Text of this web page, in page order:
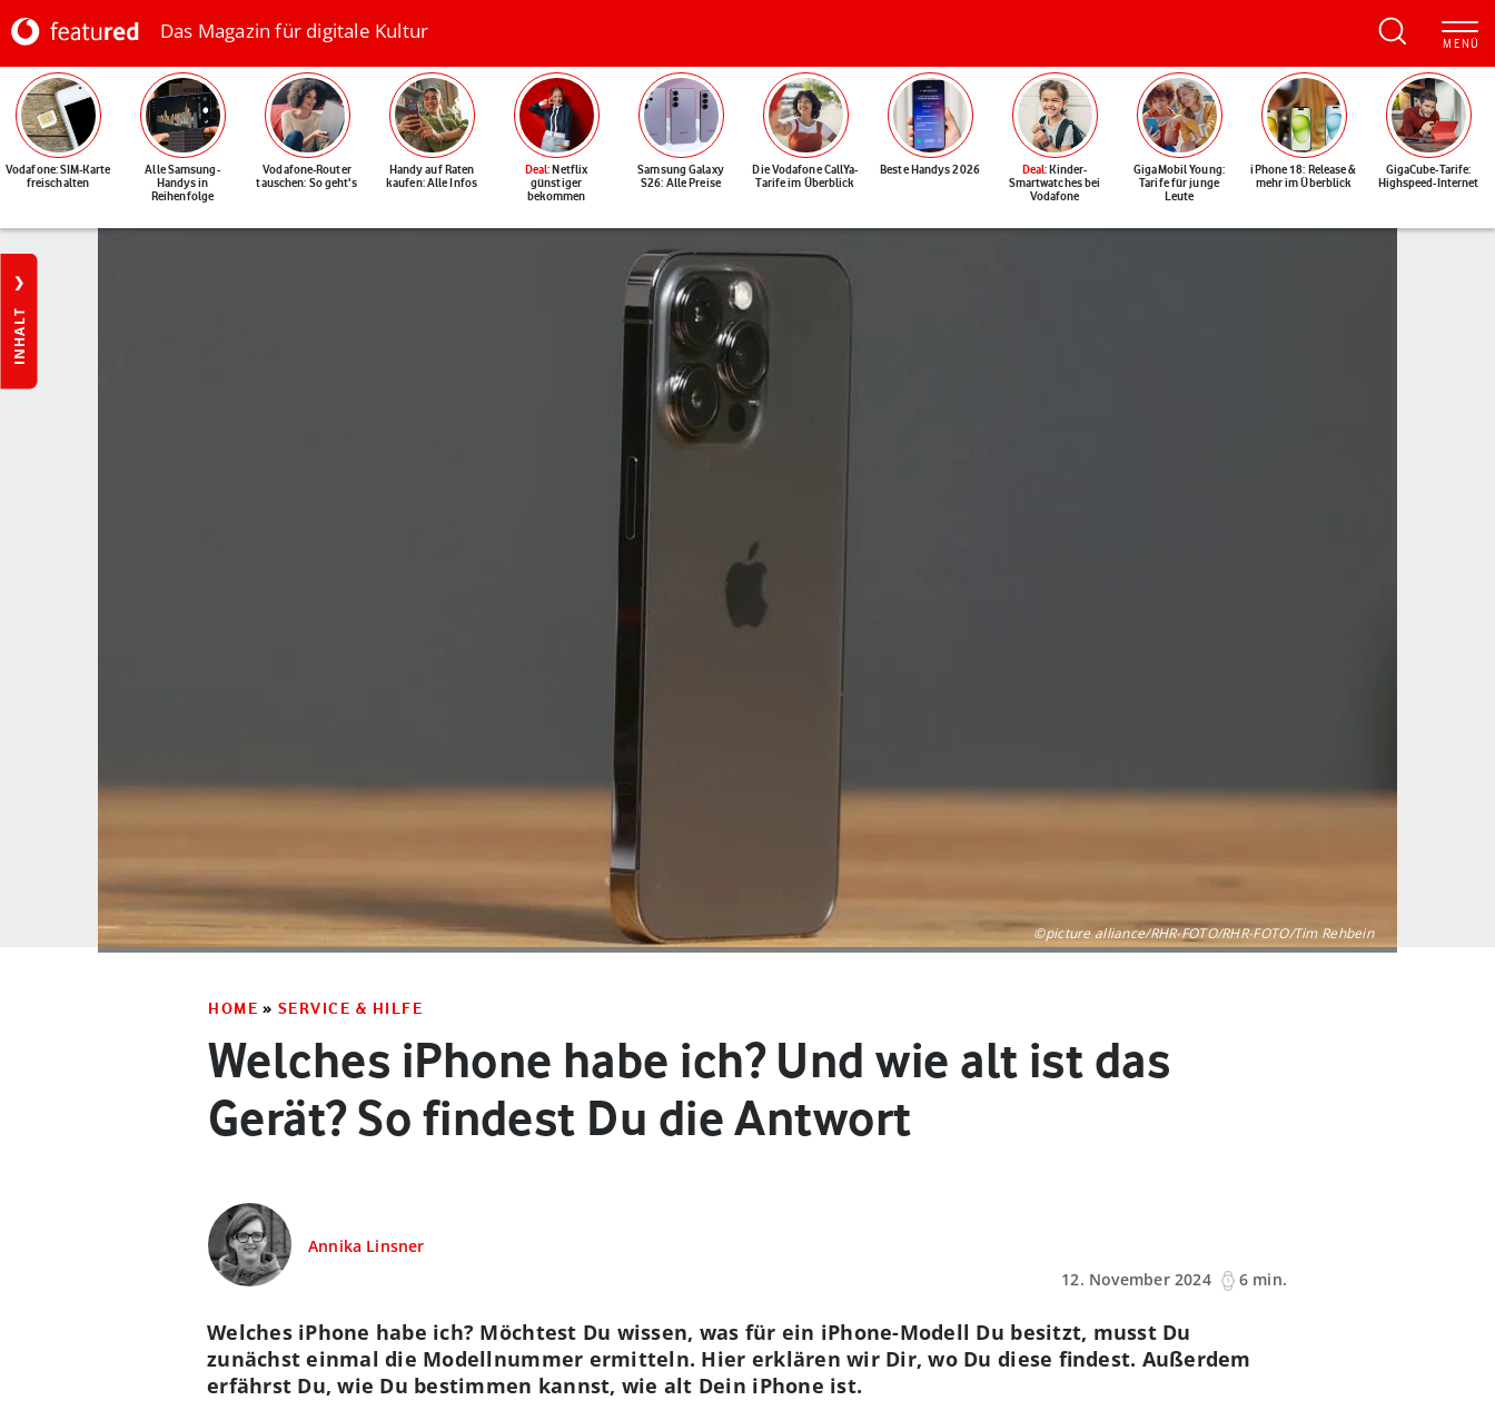
Das Magazin für digitale Kultur
Vodafone: SIM-Karte
freischalten
Alle Samsung-
Handys in
Reihenfolge
Vodafone-Router
tauschen: So geht's
Handy auf Raten
kaufen: Alle Infos
Deal: Netflix
günstiger
bekommen
Samsung Galaxy
S26: Alle Preise
Die Vodafone CallYa-
Tarife im Überblick
Beste Handys 2026 Deal: Kinder-
Smartwatches bei
Vodafone
GigaMobil Young:
Tarife für junge
Leute
iPhone 18: Release &
mehr im Überblick
GigaCube-Tarife:
Highspeed-Internet
INHALT
©picture alliance/RHR-FOTO/RHR-FOTO/Tim Rehbein
HOME » SERVICE & HILFE
Welches iPhone habe ich? Und wie alt ist das
Gerät? So findest Du die Antwort
Annika Linsner
12. November 2024
6 min.
Welches iPhone habe ich? Möchtest Du wissen, was für ein iPhone-Modell Du besitzt, musst Du
zunächst einmal die Modellnummer ermitteln. Hier erklären wir Dir, wo Du diese findest. Außerdem
erfährst Du, wie Du bestimmen kannst, wie alt Dein iPhone ist.